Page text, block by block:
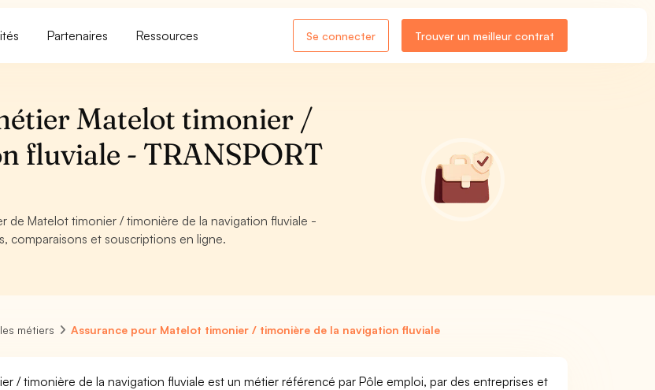
Partenaires Ressources Se connecter Trouver un meilleur contrat
Matelot timonier /
fluviale - TRANSPORT
de Matelot timonier / timonière de la navigation fluviale -
comparaisons et souscriptions en ligne.
métiers Assurance pour Matelot timonier / timonière de la navigation fluviale
/ timonière de la navigation fluviale est un métier référencé par Pôle emploi, par des entreprises et